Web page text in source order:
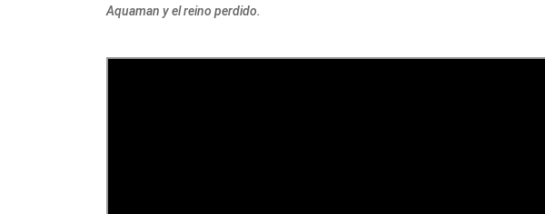
Aquaman y el reino perdido.